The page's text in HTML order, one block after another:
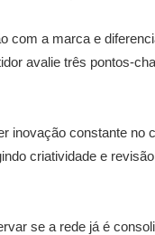
com a marca e
avalie três pontos-
inovação constante no
criatividade e
se a rede já é